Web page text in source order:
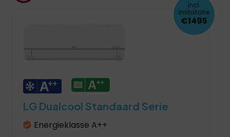
LG Dualcool Standaard Serie
Energieklasse A++
incl.
installatie
€1495